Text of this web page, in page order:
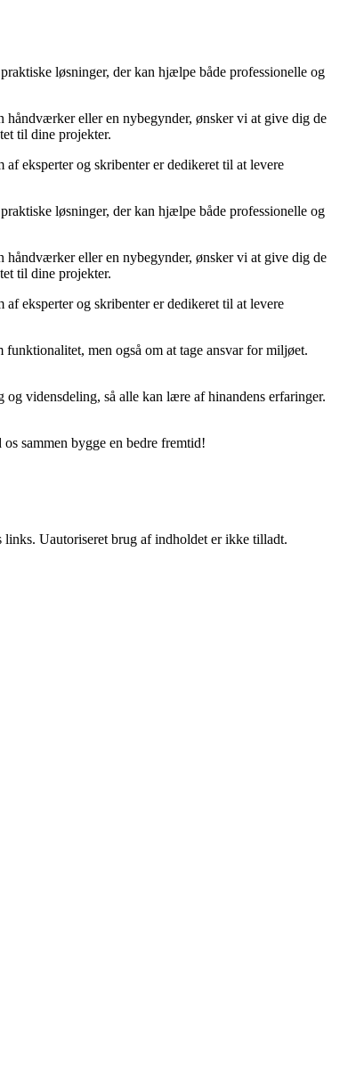
løsninger, der kan hjælpe både professionelle og
håndværker eller en nybegynder, ønsker vi at give dig de
til dine projekter.
eksperter og skribenter er dedikeret til at levere
løsninger, der kan hjælpe både professionelle og
håndværker eller en nybegynder, ønsker vi at give dig de
til dine projekter.
eksperter og skribenter er dedikeret til at levere
men også om at tage ansvar for miljøet.
vidensdeling, så alle kan lære af hinandens erfaringer.
sammen bygge en bedre fremtid!
Uautoriseret brug af indholdet er ikke tilladt.